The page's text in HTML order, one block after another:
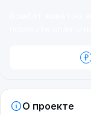
О проекте